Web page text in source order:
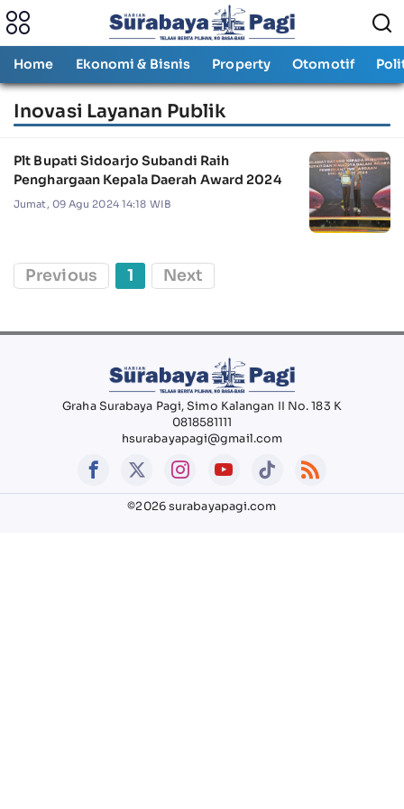
Home Ekonomi & Bisnis Property Otomotif
Inovasi Layanan Publik
Plt Bupati Sidoarjo Subandi Raih
Penghargaan Kepala Daerah Award 2024
Jumat, 09 Agu 2024 14:18 WIB
Previous 1 Next
Graha Surabaya Pagi, Simo Kalangan II No. 183 K
0818581111
hsurabayapagi@gmail.com
©2026 surabayapagi.com